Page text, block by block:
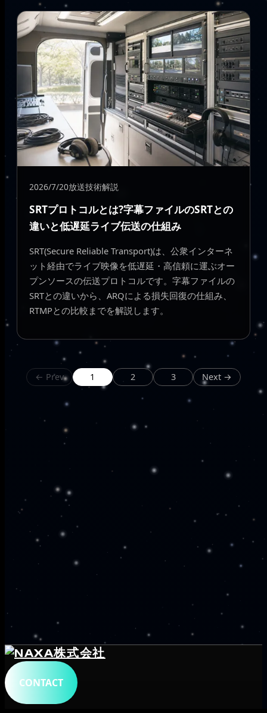
2026/7/20放送技術解説
SRTプロトコルとは?字幕ファイルのSRTとの
違いと低遅延ライブ伝送の仕組み
SRT(Secure Reliable Transport)は、公衆インターネ
ット経由でライブ映像を低遅延・高信頼に運ぶオー
プンソースの伝送プロトコルです。字幕ファイルの
SRTとの違いから、ARQによる損失回復の仕組み、
RTMPとの比較までを解説します。
← Prev 1 2 3 Next →
CONTACT